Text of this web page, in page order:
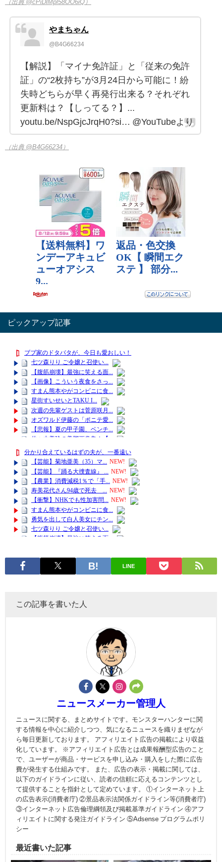
（出典 @cPiDlMpl58OO6iQ）
やまちゃん
@B4G66234
【解説】「マイナ免許証」と「従来の免許
証」の“2枚持ち”が3月24日から可能に！紛
失時どちらが早く再発行出来る？それぞれ
更新料は？【しってる？】...
youtu.be/NspGjcJrqH0?si… @YouTubeより
（出典 @B4G66234）
ピックアップ記事
LINE
この記事を書いた人
ニュースメーカー管理人
ニュースに関する、まとめサイトです。モンスターハンターに関
する情報を中心に紹介しつつ、気になるニュースを織りまぜなが
ら毎日更新しております。 アフィリエイト広告の掲載により収益
化しています。 ※アフィリエイト広告とは成果報酬型広告のこと
で、ユーザーが商品・サービスを申し込み・購入をした際に広告
費が発生する仕組みです。 また、広告の表示・掲載に関しては、
以下のガイドラインに従い、読者の信頼に応えるコンテンツとし
て提供することを指針として定めています。 ①インターネット上
の広告表示(消費者庁) ②景品表示法関係ガイドライン等(消費者庁)
③インターネット広告倫理綱領及び掲載基準ガイドライン ④アフ
ィリエイトに関する発注ガイドライン ⑤Adsense プログラムポリ
シー
最近書いた記事